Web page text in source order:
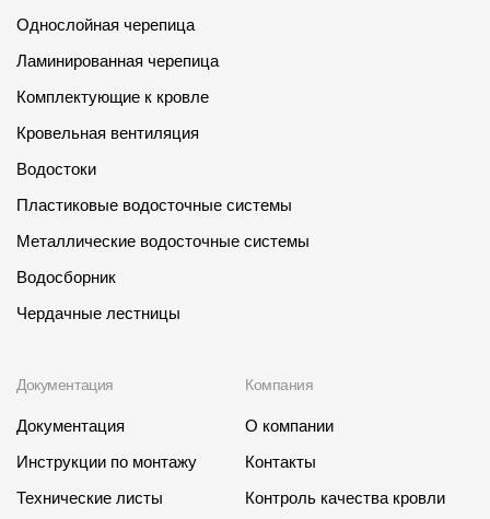
Однослойная черепица
Ламинированная черепица
Комплектующие к кровле
Кровельная вентиляция
Водостоки
Пластиковые водосточные системы
Металлические водосточные системы
Водосборник
Чердачные лестницы
Документация
Документация
Инструкции по монтажу
Технические листы
Компания
О компании
Контакты
Контроль качества кровли